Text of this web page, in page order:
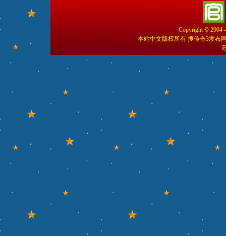
Copyright © 2004
本站中文版权所有 搜传奇3发布